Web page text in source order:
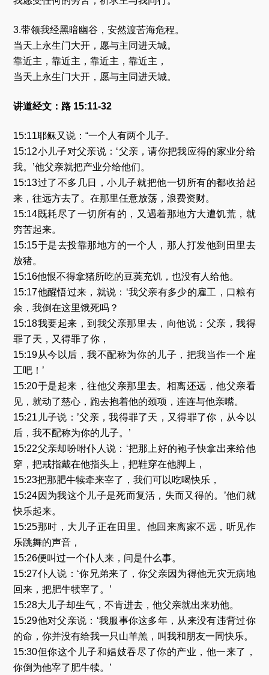
3.带领我经黑暗幽谷，安然渡苦海危程。
当天上永生门大开，愿与主同进天城。
靠近主，靠近主，靠近主，靠近主，
当天上永生门大开，愿与主同进天城。
讲道经文：路 15:11-32
15:11耶稣又说：“一个人有两个儿子。
15:12小儿子对父亲说：‘父亲，请你把我应得的家业分给
我。’他父亲就把产业分给他们。
15:13过了不多几日，小儿子就把他一切所有的都收拾起
来，往远方去了。在那里任意放荡，浪费资财。
15:14既耗尽了一切所有的，又遇着那地方大遭饥荒，就
穷苦起来。
15:15于是去投靠那地方的一个人，那人打发他到田里去
放猪。
15:16他恨不得拿猪所吃的豆荚充饥，也没有人给他。
15:17他醒悟过来，就说：‘我父亲有多少的雇工，口粮有
余，我倒在这里饿死吗？
15:18我要起来，到我父亲那里去，向他说：父亲，我得
罪了天，又得罪了你，
15:19从今以后，我不配称为你的儿子，把我当作一个雇
工吧！’
15:20于是起来，往他父亲那里去。相离还远，他父亲看
见，就动了慈心，跑去抱着他的颈项，连连与他亲嘴。
15:21儿子说：’父亲，我得罪了天，又得罪了你，从今以
后，我不配称为你的儿子。’
15:22父亲却吩咐仆人说：‘把那上好的袍子快拿出来给他
穿，把戒指戴在他指头上，把鞋穿在他脚上，
15:23把那肥牛犊牵来宰了，我们可以吃喝快乐，
15:24因为我这个儿子是死而复活，失而又得的。’他们就
快乐起来。
15:25那时，大儿子正在田里。他回来离家不远，听见作
乐跳舞的声音，
15:26便叫过一个仆人来，问是什么事。
15:27仆人说：‘你兄弟来了，你父亲因为得他无灾无病地
回来，把肥牛犊宰了。’
15:28大儿子却生气，不肯进去，他父亲就出来劝他。
15:29他对父亲说：‘我服事你这多年，从来没有违背过你
的命，你并没有给我一只山羊羔，叫我和朋友一同快乐。
15:30但你这个儿子和娼妓吞尽了你的产业，他一来了，
你倒为他宰了肥牛犊。’